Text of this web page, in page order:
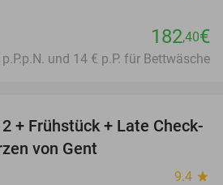
182,40€
und 14 € p.P. für Bettwäsche
34%
+ Frühstück + Late Check-
von Gent
9.4 star